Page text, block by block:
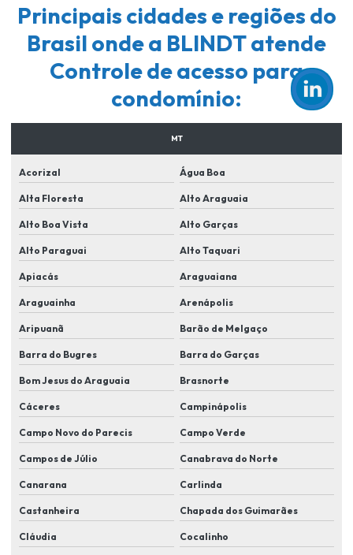
Empresa instalação de cameras de segurança
Empresa de segurança em lucas do rio verde
Empresa de sistema de segurança eletronica
Empresas de instalação de sistema de segurança
Empresas de manutenção de cameras de segurança
Equipamentos de segurança para condomínios
Fornecedor de cameras de segurança
Implementação de sistemas de reconhecimento facial
Instalação de alarme e cameras
Instalação de alarme residencial
Instalação de alarmes comerciais
Instalação de câmera de segurança em lucas do rio verde
Instalação de câmeras e alarmes
Instalação de câmeras alarmes e cerca elétrica
Principais cidades e regiões do
Brasil onde a BLINDT atende
Controle de acesso para
condomínio:
MT
Acorizal Água Boa
Alta Floresta Alto Araguaia
Alto Boa Vista Alto Garças
Alto Paraguai Alto Taquari
Apiacás Araguaiana
Araguainha Arenápolis
Aripuanã Barão de Melgaço
Barra do Bugres Barra do Garças
Bom Jesus do Araguaia Brasnorte
Cáceres Campinápolis
Campo Novo do Parecis Campo Verde
Campos de Júlio Canabrava do Norte
Canarana Carlinda
Castanheira Chapada dos Guimarães
Cláudia Cocalinho